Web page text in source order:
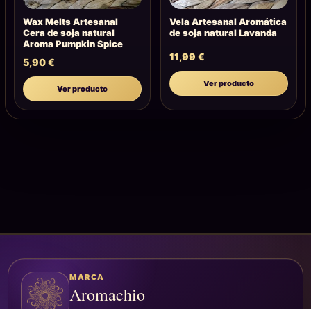
Wax Melts Artesanal
Cera de soja natural
Aroma Pumpkin Spice
5,90€
Ver producto
Vela Artesanal Aromática
de soja natural Lavanda
11,99 €
Ver producto
MARCA
Aromachio